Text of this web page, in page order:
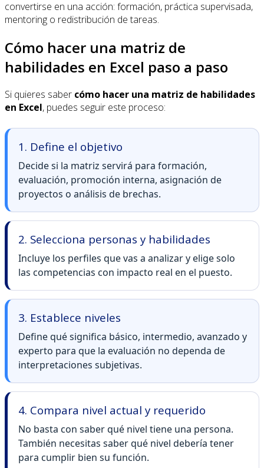
convertirse en una acción: formación, práctica supervisada,
mentoring o redistribución de tareas.
Cómo hacer una matriz de
habilidades en Excel paso a paso
Si quieres saber cómo hacer una matriz de habilidades
en Excel, puedes seguir este proceso:
1. Define el objetivo
Decide si la matriz servirá para formación,
evaluación, promoción interna, asignación de
proyectos o análisis de brechas.
2. Selecciona personas y habilidades
Incluye los perfiles que vas a analizar y elige solo
las competencias con impacto real en el puesto.
3. Establece niveles
Define qué significa básico, intermedio, avanzado y
experto para que la evaluación no dependa de
interpretaciones subjetivas.
4. Compara nivel actual y requerido
No basta con saber qué nivel tiene una persona.
También necesitas saber qué nivel debería tener
para cumplir bien su función.